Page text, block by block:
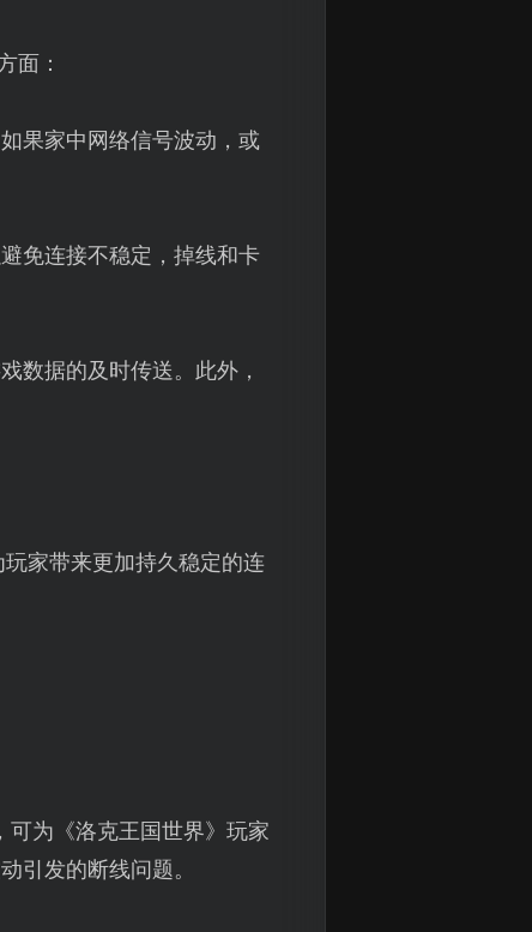
面：
果家中网络信号波动，或
免连接不稳定，掉线和卡
数据的及时传送。此外，
家带来更加持久稳定的连
为《洛克王国世界》玩家
引发的断线问题。